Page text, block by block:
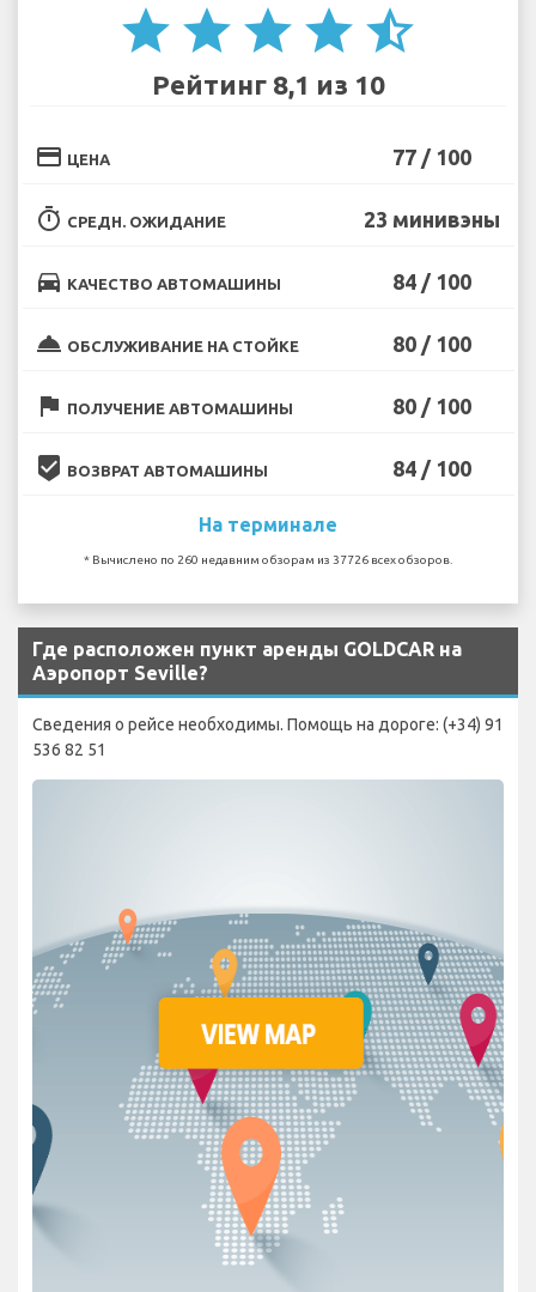
star star star star star_half
Рейтинг 8,1 из 10
credit_card ЦЕНА 77 / 100
timer СРЕДН. ОЖИДАНИЕ 23 минивэны
directions_car КАЧЕСТВО АВТОМАШИНЫ 84 / 100
room_service ОБСЛУЖИВАНИЕ НА СТОЙКЕ 80 / 100
flag ПОЛУЧЕНИЕ АВТОМАШИНЫ 80 / 100
beenhere ВОЗВРАТ АВТОМАШИНЫ 84 / 100
На терминале
* Вычислено по 260 недавним обзорам из 37726 всех обзоров.
Где расположен пункт аренды GOLDCAR на
Аэропорт Seville?
Сведения о рейсе необходимы. Помощь на дороге: (+34) 91
536 82 51